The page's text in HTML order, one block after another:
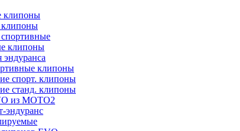
клипоны
клипоны
клипоны
спорт. клипоны
станд. клипоны
из MOTO2
эндуранс